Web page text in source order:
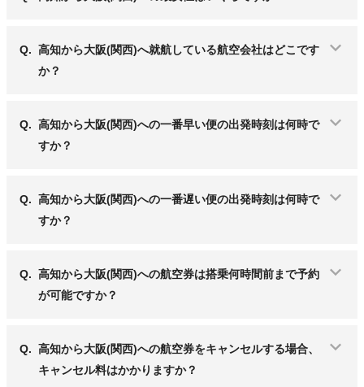
Q. 高知から大阪(関西)へ就航している航空会社はどこです
か？
Q. 高知から大阪(関西)への一番早い便の出発時刻は何時で
すか？
Q. 高知から大阪(関西)への一番遅い便の出発時刻は何時で
すか？
Q. 高知から大阪(関西)への航空券は搭乗何時間前まで予約
が可能ですか？
Q. 高知から大阪(関西)への航空券をキャンセルする場合、
キャンセル料はかかりますか？